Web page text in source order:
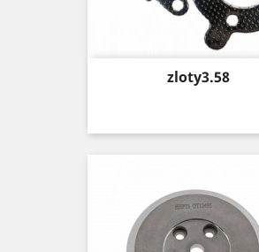
Price
zloty3.58